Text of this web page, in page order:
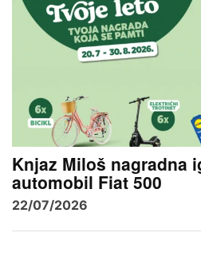
Knjaz Miloš nagradna
automobil Fiat 500
22/07/2026